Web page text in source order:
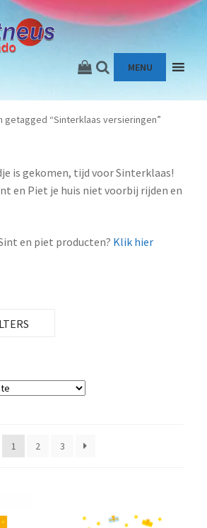
MENU
getagged “Sinterklaas versieringen”
is gekomen, tijd voor Sinterklaas!
en Piet je huis niet voorbij rijden en
en piet producten? Klik hier
1 2 3